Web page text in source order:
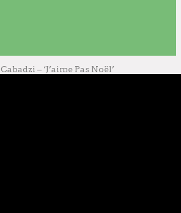
Cabadzi – ‘J’aime Pas Noël’